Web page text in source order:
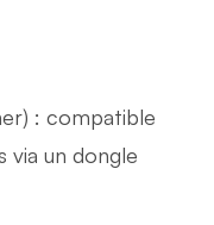
: compatible
via un dongle